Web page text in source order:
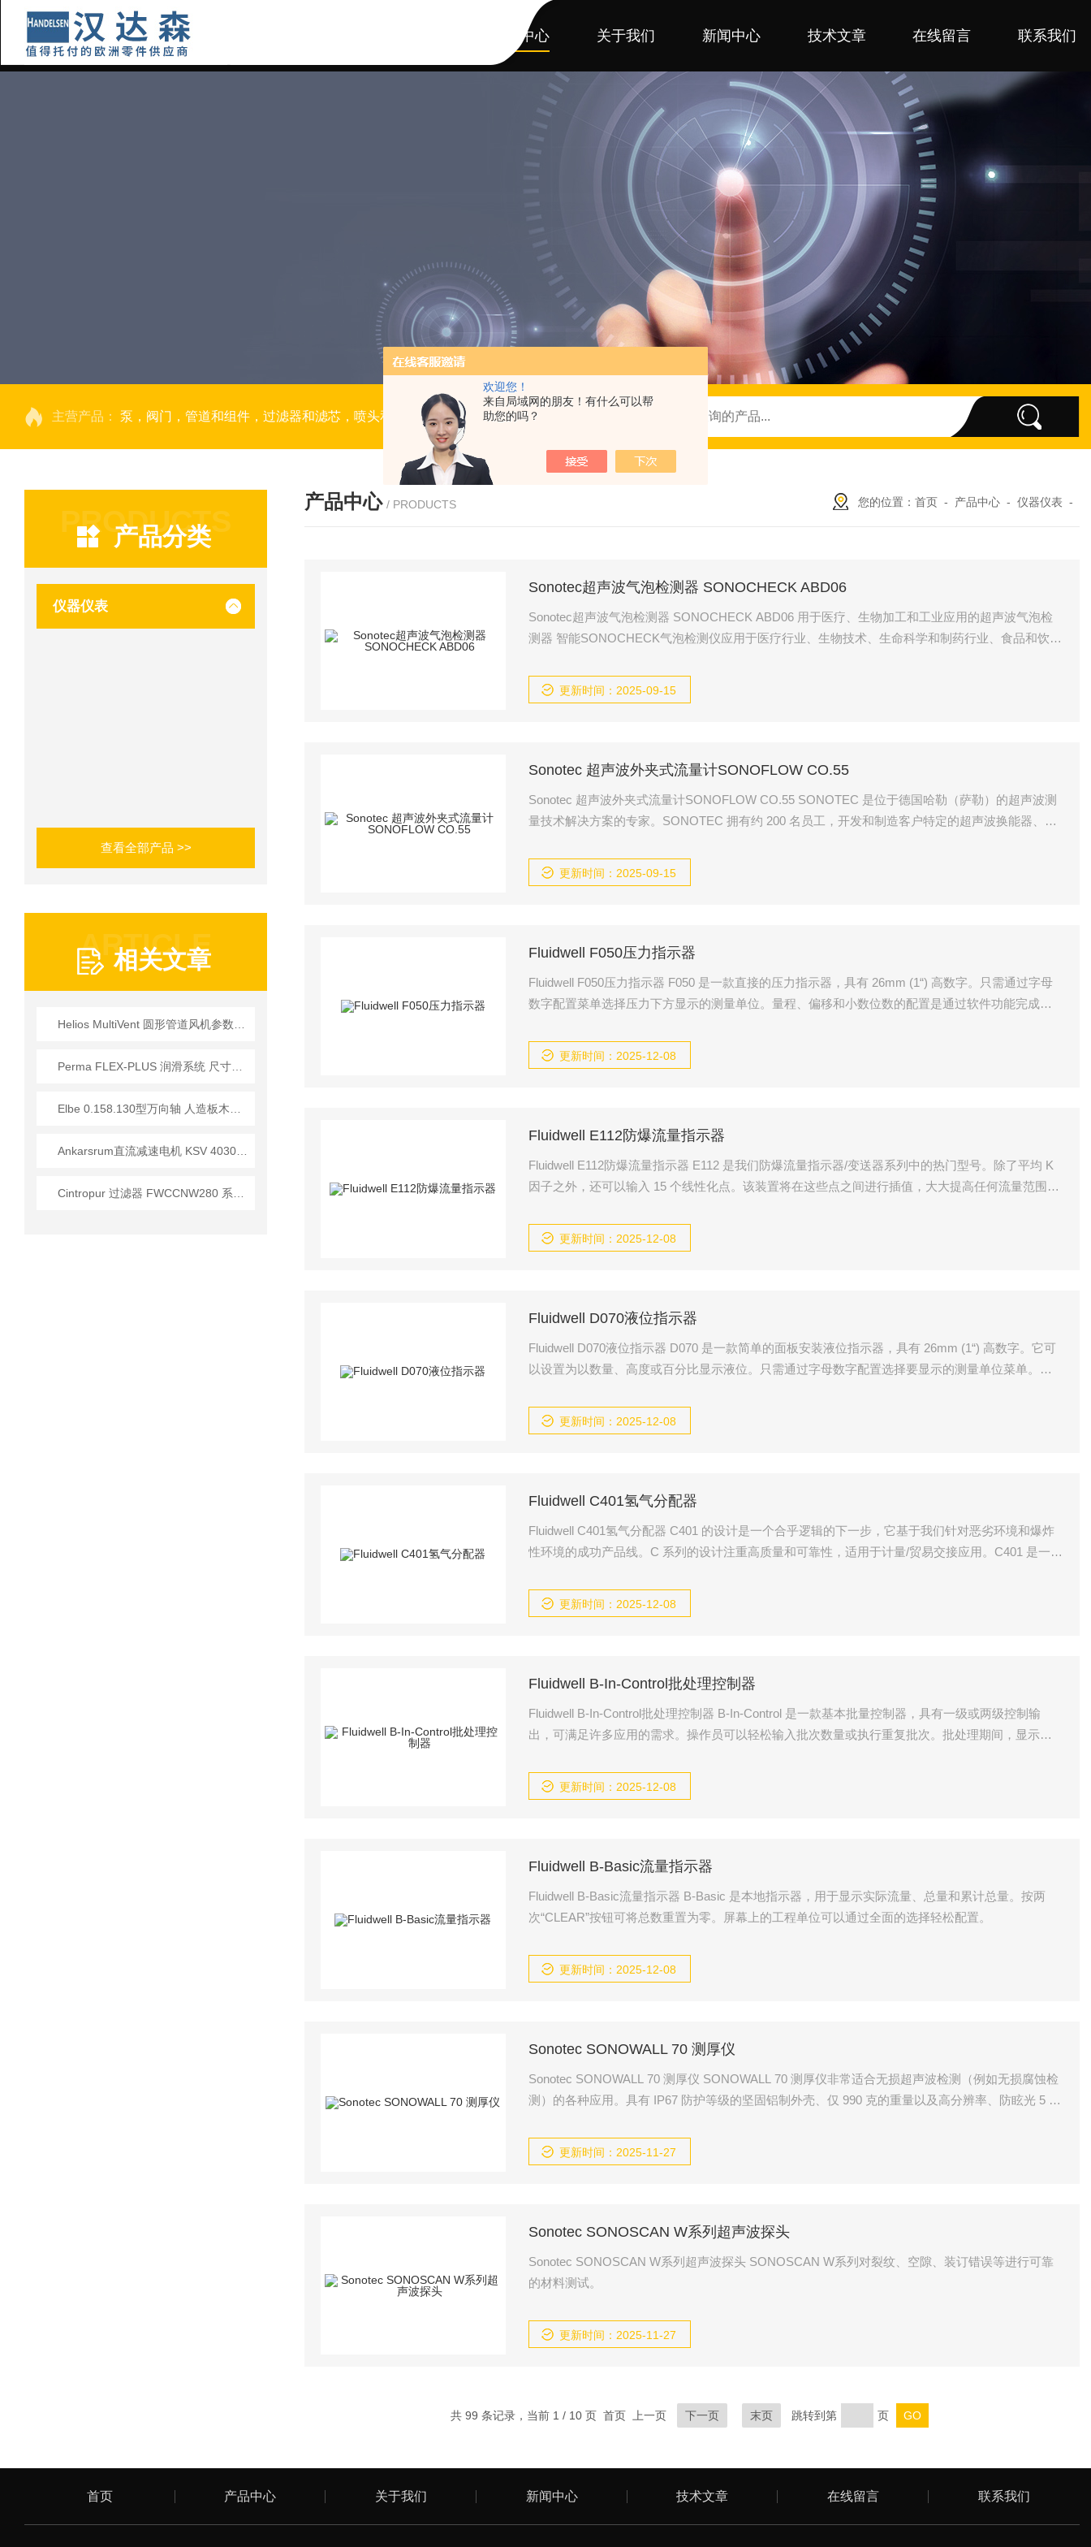
欢迎您！
来自局域网的朋友！有什么可以帮
助您的吗？
产品中心 关于我们 新闻中心 技术文章 在线留言 联系我们
主营产品： 泵，阀门，管道和组件，过滤器和滤芯，喷头和喷抢，流体仪表
PRODUCTS
产品分类
仪器仪表
查看全部产品 >>
ARTICLE
相关文章
产品中心 / PRODUCTS 您的位置： 首页 - 产品中心 - 仪器仪表 -
Sonotec超声波气泡检测器 SONOCHECK ABD06
Sonotec超声波气泡检测器 SONOCHECK ABD06 用于医疗、生物加工和工业应用的超声波气泡检
测器 智能SONOCHECK气泡检测仪应用于医疗行业、生物技术、生命科学和制药行业、食品和饮
以检测气泡、微气泡和空气;但也可以用作满/空和液位传感器。
更新时间：2025-09-15
Sonotec 超声波外夹式流量计SONOFLOW CO.55
Sonotec 超声波外夹式流量计SONOFLOW CO.55 SONOTEC 是位于德国哈勒（萨勒）的超声波测
量技术解决方案的专家。SONOTEC 拥有约 200 名员工，开发和制造客户特定的超声波换能器、传
更新时间：2025-09-15
Fluidwell F050压力指示器
Fluidwell F050压力指示器 F050 是一款直接的压力指示器，具有 26mm (1“) 高数字。只需通过字母
数字配置菜单选择压力下方显示的测量单位。量程、偏移和小数位数的配置是通过软件功能完成
更新时间：2025-12-08
Fluidwell E112防爆流量指示器
Fluidwell E112防爆流量指示器 E112 是我们防爆流量指示器/变送器系列中的热门型号。除了平均 K
因子之外，还可以输入 15 个线性化点。该装置将在这些点之间进行插值，大大提高任何流量范围内
更新时间：2025-12-08
Fluidwell D070液位指示器
Fluidwell D070液位指示器 D070 是一款简单的面板安装液位指示器，具有 26mm (1“) 高数字。它可
以设置为以数量、高度或百分比显示液位。只需通过字母数字配置选择要显示的测量单位菜单。量
更新时间：2025-12-08
Fluidwell C401氢气分配器
Fluidwell C401氢气分配器 C401 的设计是一个合乎逻辑的下一步，它基于我们针对恶劣环境和爆炸
性环境的成功产品线。C 系列的设计注重高质量和可靠性，适用于计量/贸易交接应用。C401 是一款
更新时间：2025-12-08
Fluidwell B-In-Control批处理控制器
Fluidwell B-In-Control批处理控制器 B-In-Control 是一款基本批量控制器，具有一级或两级控制输
出，可满足许多应用的需求。操作员可以轻松输入批次数量或执行重复批次。批处理期间，显示预
更新时间：2025-12-08
Fluidwell B-Basic流量指示器
Fluidwell B-Basic流量指示器 B-Basic 是本地指示器，用于显示实际流量、总量和累计总量。按两
次“CLEAR”按钮可将总数重置为零。屏幕上的工程单位可以通过全面的选择轻松配置。
更新时间：2025-12-08
Sonotec SONOWALL 70 测厚仪
Sonotec SONOWALL 70 测厚仪 SONOWALL 70 测厚仪非常适合无损超声波检测（例如无损腐蚀检
测）的各种应用。具有 IP67 防护等级的坚固铝制外壳、仅 990 克的重量以及高分辨率、防眩光 5 英
更新时间：2025-11-27
Sonotec SONOSCAN W系列超声波探头
Sonotec SONOSCAN W系列超声波探头 SONOSCAN W系列对裂纹、空隙、装订错误等进行可靠
的材料测试。
更新时间：2025-11-27
共 99 条记录，当前 1 / 10 页 首页 上一页 下一页 末页 跳转到第 页
首页 产品中心 关于我们 新闻中心 技术文章 在线留言 联系我们